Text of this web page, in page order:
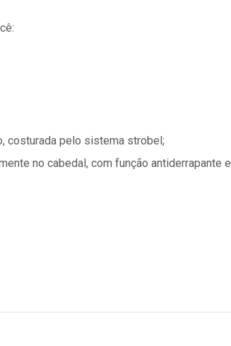
costurada pelo sistema strobel;
no cabedal, com função antiderrapante